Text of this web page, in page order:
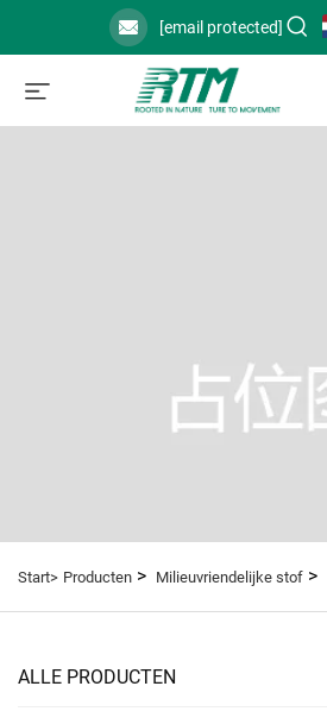
[email protected]
Start> Producten > Milieuvriendelijke stof >
ALLE PRODUCTEN